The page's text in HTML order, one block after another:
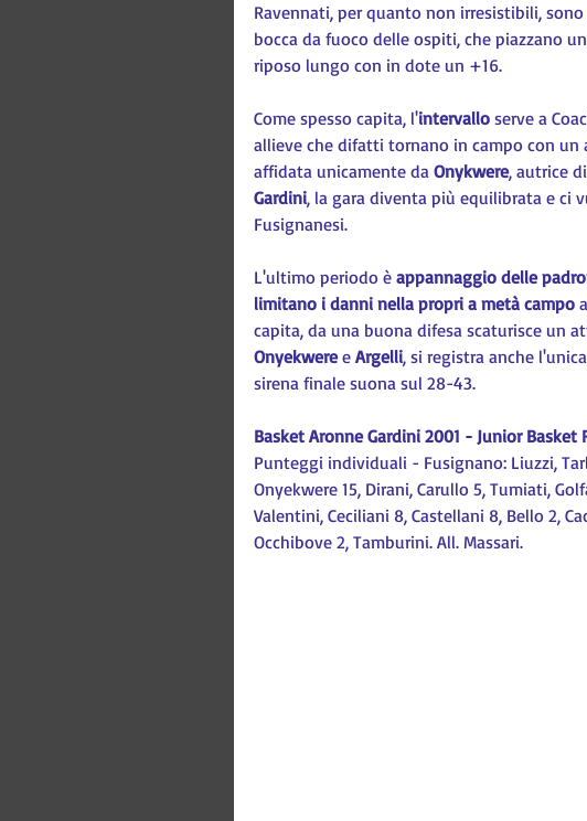
Ravennati, per quanto non irresistibili, sono
bocca da fuoco delle ospiti, che piazzano
riposo lungo con in dote un +16.
Come spesso capita, l'intervallo serve a
allieve che difatti tornano in campo con
affidata unicamente da Onykwere, autrice
Gardini, la gara diventa più equilibrata e ci
Fusignanesi.
L'ultimo periodo è appannaggio delle
limitano i danni nella propri a metà campo
capita, da una buona difesa scaturisce un
Onyekwere e Argelli, si registra anche
sirena finale suona sul 28-43.
Basket Aronne Gardini 2001 - Junior
Punteggi individuali - Fusignano: Liuzzi,
Onyekwere 15, Dirani, Carullo 5, Tumiati,
Valentini, Ceciliani 8, Castellani 8, Bello 2,
Occhibove 2, Tamburini. All. Massari.